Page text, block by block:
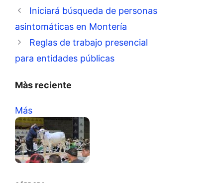
Iniciará búsqueda de personas
asintomáticas en Montería
Reglas de trabajo presencial
para entidades públicas
Màs reciente
Más